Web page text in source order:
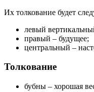
Их толкование будет
левый
правый – будущее;
центральный –
Толкование
бубны – хорошая